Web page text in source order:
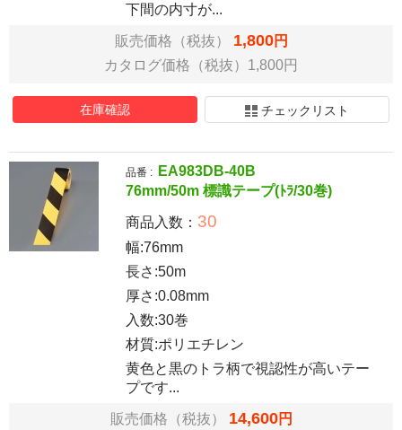
下間の内寸が...
販売価格（税抜） 1,800円
カタログ価格（税抜）1,800円
在庫確認 チェックリスト
品番 :
EA983DB-40B
76mm/50m 標識テープ(ﾄﾗ/30巻)
商品入数： 30
幅:76mm
長さ:50m
厚さ:0.08mm
入数:30巻
材質:ポリエチレン
黄色と黒のトラ柄で視認性が高いテー
プです...
販売価格（税抜） 14,600円